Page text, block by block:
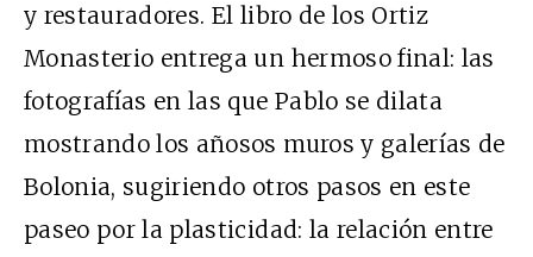
y restauradores. El libro de los Ortiz
Monasterio entrega un hermoso final: las
fotografías en las que Pablo se dilata
mostrando los añosos muros y galerías de
Bolonia, sugiriendo otros pasos en este
paseo por la plasticidad: la relación entre